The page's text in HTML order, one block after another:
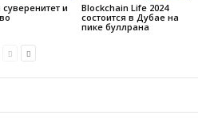
и
Blockchain Life 2024
состоится в Дубае на
пике буллрана